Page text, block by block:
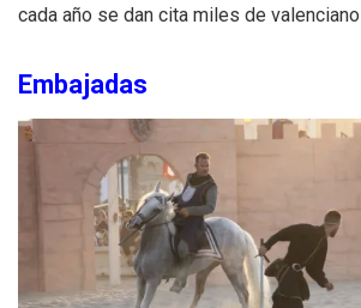
cada año se dan cita miles de
Embajadas